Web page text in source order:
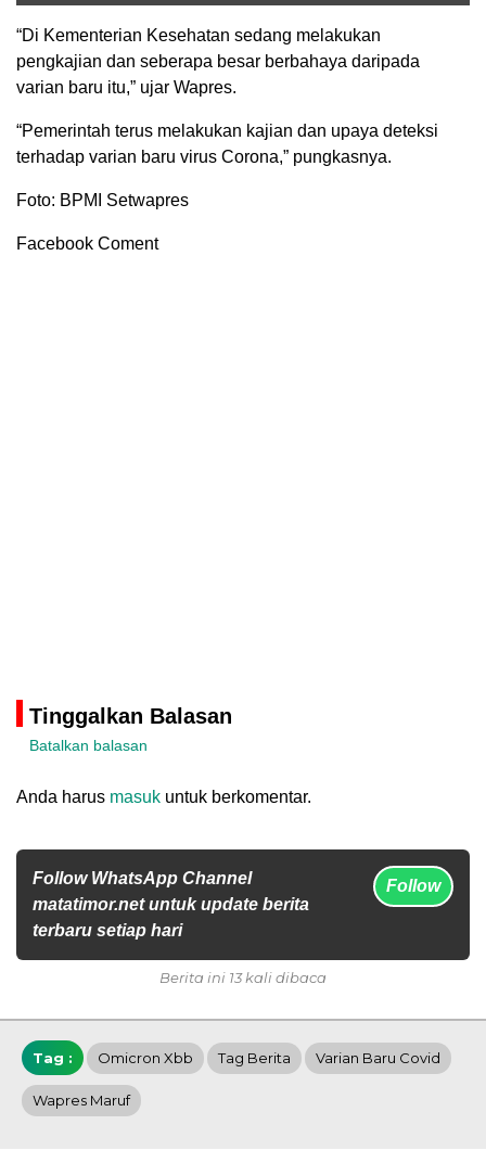
“Di Kementerian Kesehatan sedang melakukan
pengkajian dan seberapa besar berbahaya daripada
varian baru itu,” ujar Wapres.
“Pemerintah terus melakukan kajian dan upaya deteksi
terhadap varian baru virus Corona,” pungkasnya.
Foto: BPMI Setwapres
Facebook Coment
Tinggalkan Balasan
Batalkan balasan
Anda harus masuk untuk berkomentar.
Follow WhatsApp Channel
matatimor.net untuk update berita
terbaru setiap hari
Follow
Berita ini 13 kali dibaca
Tag : Omicron Xbb Tag Berita Varian Baru Covid
Wapres Maruf